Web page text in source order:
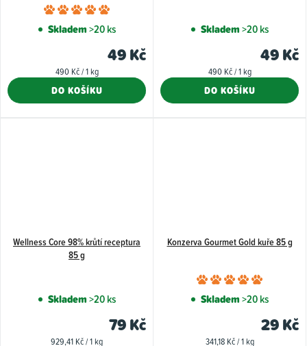
Průměrné
hodnocení
je
5,0
5
Skladem>20 ks
49 Kč
Měrná
490 Kč / 1 kg
DO KOŠÍKU
Skladem>20 ks
49 Kč
Měrná
490 Kč / 1 kg
DO KOŠÍKU
Wellness Core 98% krůtí receptura
85 g
Skladem>20 ks
79 Kč
Měrná
929,41 Kč / 1 kg
Konzerva Gourmet Gold kuře 85 g
je
Skladem>20 ks
29 Kč
Měrná
341,18 Kč / 1 kg